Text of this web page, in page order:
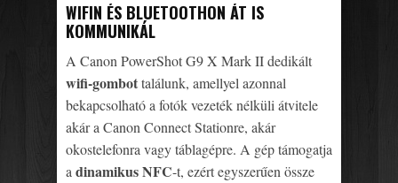
WIFIN ÉS BLUETOOTHON ÁT IS
KOMMUNIKÁL
A Canon PowerShot G9 X Mark II dedikált
wifi-gombottalálunk, amellyel azonnal
bekapcsolható a fotók vezeték nélküli átvitele
akár a Canon Connect Stationre, akár
okostelefonra vagy táblagépre. A gép támogatja
adinamikus NFC-t, ezért egyszerűen össze